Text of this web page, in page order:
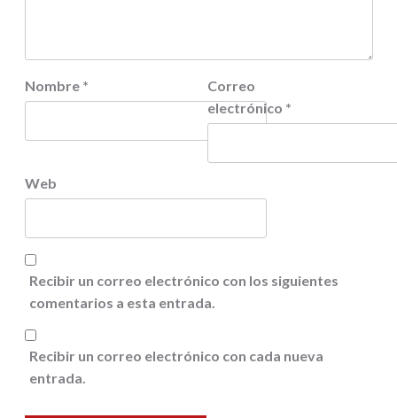
Nombre *
Correo
electrónico *
Web
Recibir un correo electrónico con los siguientes
comentarios a esta entrada.
Recibir un correo electrónico con cada nueva
entrada.